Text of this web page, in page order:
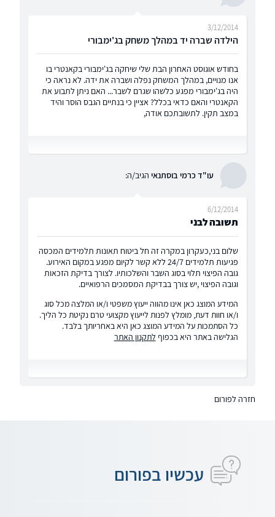
הילדה שברה יד במהלך משחק בג'ימבורי
3/12/2014
בחודש אוגוסט האחרון הבת שלי שיחקה בג'ימבורי בקאנטרי בו
אנו מנויים, במהלך המשחק נפלה ושברה את ידה. לא נראה כי
היה בג'ימבורי מפגע כלשהו שגרם לשבר... האם ניתן לתבוע את
הקאנטרי והאם כדאי בכלל? אציין כי בנתיים הגבס הוסר והיד
במצב תקין. לתשובתכם אודה,
עו"ד כרמי בוסתנאי הגיב/ה:
תשובה לבני
6/12/2014
שלום בני,כעקרון במקרה זה חל ביטוח תאונות תלמידים המכסה
פגיעות תלמידים 24/7 ללא קשר לקיום מפגע במקום האירוע.
גובה הפיצוי תלוי בסוג השבר והשלכותיו. לצורך בדיקת הזכאות
וגובה הפיצוי ,יש צורך בבדיקת המסמכים הרפואיים.
המידע המוצג כאן אינו מהווה ייעוץ משפטי ו/או המלצה מכל סוג
ו/או חוות דעת, מומלץ לפנות לייעוץ מקצועי טרם נקיטת כל הליך.
כל הסתמכות על המידע המוצג כאן היא באחריותך בלבד.
הגלישה באתר היא בכפוף לתקנון האתר
חזרה לפורום
עכשיו בפורום